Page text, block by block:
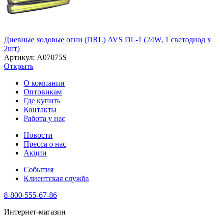
Дневные ходовые огни (DRL) AVS DL-1 (24W, 1 светодиод х
2шт)
Артикул: A07075S
Открыть
О компании
Оптовикам
Где купить
Контакты
Работа у нас
Новости
Пресса о нас
Акции
События
Клиентская служба
8-800-555-67-86
Интернет-магазин